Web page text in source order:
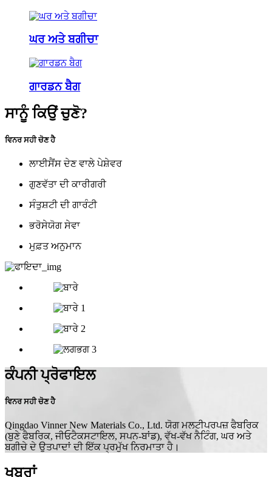
ਘਰ ਅਤੇ ਬਗੀਚਾ
ਗਾਰਡਨ ਬੈਗ
ਸਾਨੂੰ ਕਿਉਂ ਚੁਣੋ?
ਵਿਨਰ ਸਹੀ ਚੋਣ ਹੈ
ਲਾਈਸੈਂਸ ਦੇਣ ਵਾਲੇ ਪੇਸ਼ੇਵਰ
ਗੁਣਵੱਤਾ ਦੀ ਕਾਰੀਗਰੀ
ਸੰਤੁਸ਼ਟੀ ਦੀ ਗਾਰੰਟੀ
ਭਰੋਸੇਯੋਗ ਸੇਵਾ
ਮੁਫ਼ਤ ਅਨੁਮਾਨ
ਕੰਪਨੀ ਪ੍ਰੋਫਾਇਲ
ਵਿਨਰ ਸਹੀ ਚੋਣ ਹੈ
Qingdao Vinner New Materials Co., Ltd. ਯੋਗ ਮਲਟੀਪਰਪਜ਼ ਫੈਬਰਿਕ
(ਬੁਣੇ ਫੈਬਰਿਕ, ਜੀਓਟੈਕਸਟਾਇਲ, ਸਪਨ-ਬਾਂਡ), ਵੱਖ-ਵੱਖ ਨੈਟਿੰਗ, ਘਰ ਅਤੇ
ਬਗੀਚੇ ਦੇ ਉਤਪਾਦਾਂ ਦੀ ਇੱਕ ਪ੍ਰਮੁੱਖ ਨਿਰਮਾਤਾ ਹੈ।
ਖਬਰਾਂ